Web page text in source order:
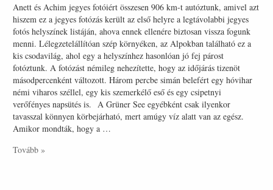
Anett és Achim jegyes fotóiért összesen 906 km-t autóztunk, amivel azt
hiszem ez a jegyes fotózás került az első helyre a legtávolabbi jegyes
fotós helyszínek listáján, ahova ennek ellenére biztosan vissza fogunk
menni. Lélegzetelállítóan szép környéken, az Alpokban található ez a
kis csodavilág, ahol egy a helyszínhez hasonlóan jó fej párost
fotóztunk. A fotózást némileg nehezítette, hogy az időjárás tizenöt
másodpercenként változott. Három percbe simán belefért egy hóvihar
némi viharos széllel, egy kis szemerkélő eső és egy csipetnyi
verőfényes napsütés is. A Grüner See egyébként csak ilyenkor
tavasszal könnyen körbejárható, mert amúgy víz alatt van az egész.
Amikor mondták, hogy a …
Tovább »